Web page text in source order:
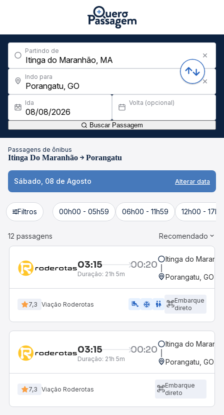
Partindo de
Indo para
Ida Volta (opcional)
Buscar Passagem
Passagens de ônibus
Itinga Do Maranhão Porangatu
Sábado, 08 de Agosto Alterar data
Filtros 00h00 - 05h59 06h00 - 11h59 12h00 -
12 passagens Recomendado
03:15 00:20
Duração: 21h 5m
Itinga do
Porangatu, GO
7,3 Viação Roderotas airline_seat_legroom_extra ac_unit wc
Embarque
direto
03:15 00:20
Duração: 21h 5m
Itinga do
Porangatu, GO
7,3 Viação Roderotas
Embarque
direto